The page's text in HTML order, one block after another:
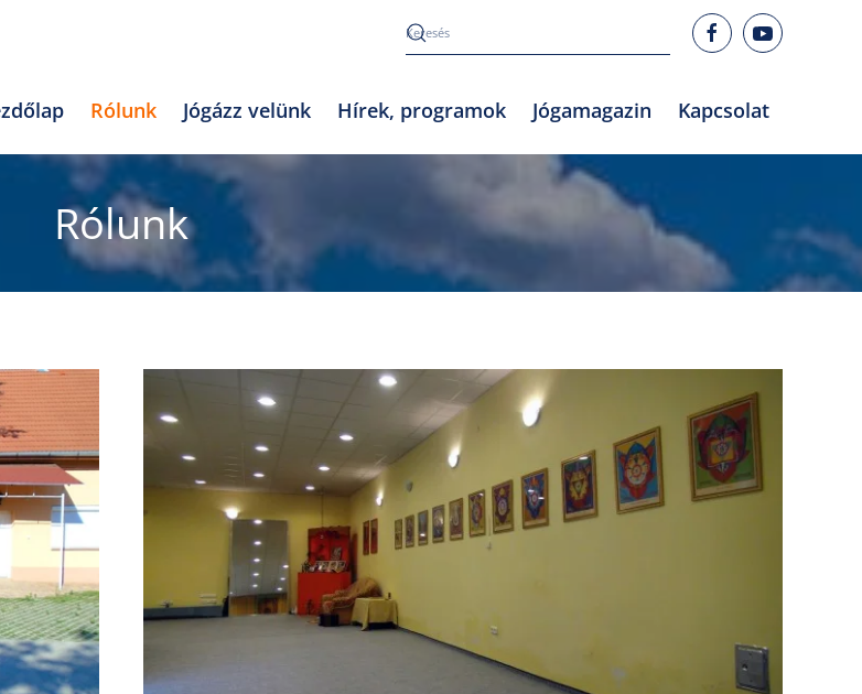
Rólunk Jógázz velünk Hírek, programok Jógamagazin Kapcsolat
Rólunk